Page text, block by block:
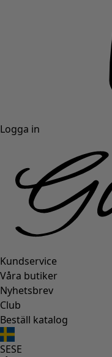
Logga in
Kundservice
Våra butiker
Nyhetsbrev
Club
Beställ katalog
SESE